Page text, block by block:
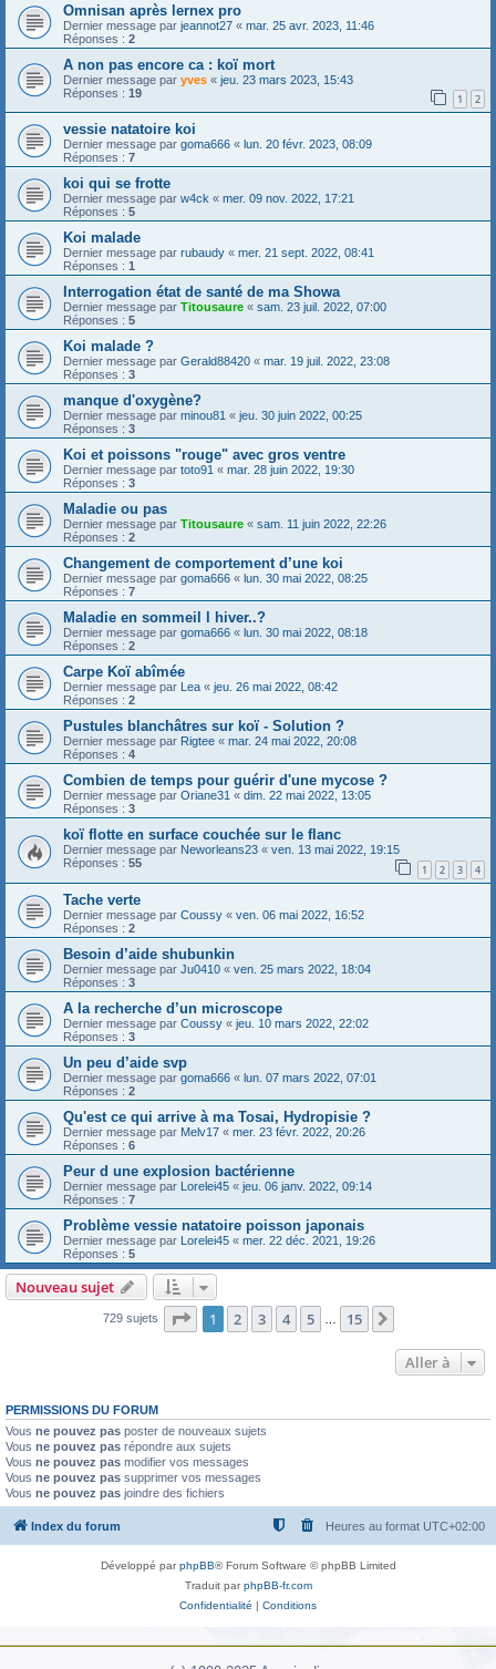
Omnisan après lernex pro
Dernier message par jeannot27 « mar. 25 avr. 2023, 11:46
Réponses : 2
A non pas encore ca : koï mort
Dernier message par yves « jeu. 23 mars 2023, 15:43
Réponses : 19 1 2
vessie natatoire koi
Dernier message par goma666 « lun. 20 févr. 2023, 08:09
Réponses : 7
koi qui se frotte
Dernier message par w4ck « mer. 09 nov. 2022, 17:21
Réponses : 5
Koi malade
Dernier message par rubaudy « mer. 21 sept. 2022, 08:41
Réponses : 1
Interrogation état de santé de ma Showa
Dernier message par Titousaure « sam. 23 juil. 2022, 07:00
Réponses : 5
Koi malade ?
Dernier message par Gerald88420 « mar. 19 juil. 2022, 23:08
Réponses : 3
manque d'oxygène?
Dernier message par minou81 « jeu. 30 juin 2022, 00:25
Réponses : 3
Koi et poissons "rouge" avec gros ventre
Dernier message par toto91 « mar. 28 juin 2022, 19:30
Réponses : 3
Maladie ou pas
Dernier message par Titousaure « sam. 11 juin 2022, 22:26
Réponses : 2
Changement de comportement d’une koi
Dernier message par goma666 « lun. 30 mai 2022, 08:25
Réponses : 7
Maladie en sommeil l hiver..?
Dernier message par goma666 « lun. 30 mai 2022, 08:18
Réponses : 2
Carpe Koï abîmée
Dernier message par Lea « jeu. 26 mai 2022, 08:42
Réponses : 2
Pustules blanchâtres sur koï - Solution ?
Dernier message par Rigtee « mar. 24 mai 2022, 20:08
Réponses : 4
Combien de temps pour guérir d'une mycose ?
Dernier message par Oriane31 « dim. 22 mai 2022, 13:05
Réponses : 3
koï flotte en surface couchée sur le flanc
Dernier message par Neworleans23 « ven. 13 mai 2022, 19:15
Réponses : 55 1 2 3 4
Tache verte
Dernier message par Coussy « ven. 06 mai 2022, 16:52
Réponses : 2
Besoin d’aide shubunkin
Dernier message par Ju0410 « ven. 25 mars 2022, 18:04
Réponses : 3
A la recherche d’un microscope
Dernier message par Coussy « jeu. 10 mars 2022, 22:02
Réponses : 3
Un peu d’aide svp
Dernier message par goma666 « lun. 07 mars 2022, 07:01
Réponses : 2
Qu'est ce qui arrive à ma Tosai, Hydropisie ?
Dernier message par Melv17 « mer. 23 févr. 2022, 20:26
Réponses : 6
Peur d une explosion bactérienne
Dernier message par Lorelei45 « jeu. 06 janv. 2022, 09:14
Réponses : 7
Problème vessie natatoire poisson japonais
Dernier message par Lorelei45 « mer. 22 déc. 2021, 19:26
Réponses : 5
Nouveau sujet
729 sujets Page 1sur15
1 2 3 4 5 15
Aller à
PERMISSIONS DU FORUM
Vous ne pouvez pas poster de nouveaux sujets
Vous ne pouvez pas répondre aux sujets
Vous ne pouvez pas modifier vos messages
Vous ne pouvez pas supprimer vos messages
Vous ne pouvez pas joindre des fichiers
Index du forum Heures au format UTC+02:00
Développé parphpBB® Forum Software © phpBB Limited
Traduit parphpBB-fr.com
Confidentialité
Conditions